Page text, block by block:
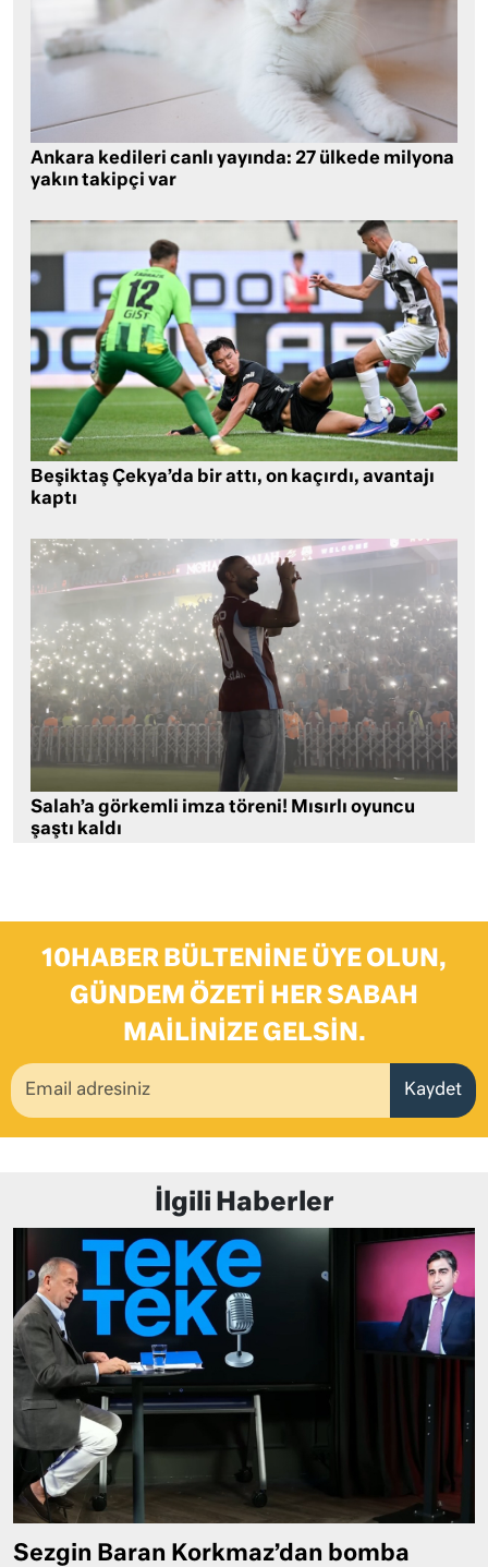
Ankara kedileri canlı yayında: 27 ülkede milyona
yakın takipçi var
Beşiktaş Çekya’da bir attı, on kaçırdı, avantajı
kaptı
Salah’a görkemli imza töreni! Mısırlı oyuncu
şaştı kaldı
10HABER BÜLTENINE ÜYE OLUN,
GÜNDEM ÖZETI HER SABAH
MAILINIZE GELSIN.
Kaydet
İlgili Haberler
Sezgin Baran Korkmaz’dan bomba